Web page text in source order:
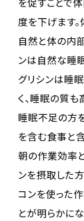
度を下げます。
自然と体の内
ンは自然な睡
グリシンは睡
く、睡眠の質も
睡眠不足の方
を含む食事と
朝の作業効率
ンを摂取した
コンを使った
とが明らかにな